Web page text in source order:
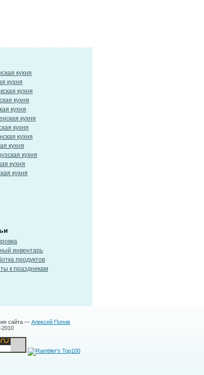
кухня
кухня
кухня
кухня
кухня
кухня
кухня
кухня
кухня
кухня
кухня
кухня
инвентарь
продуктов
к праздникам
сайта — Алексей Попов
2010